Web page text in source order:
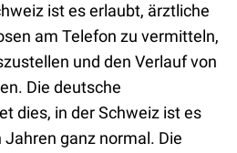
ist es erlaubt, ärztliche
am Telefon zu vermitteln,
und den Verlauf von
Die deutsche
dies, in der Schweiz ist es
ganz normal. Die